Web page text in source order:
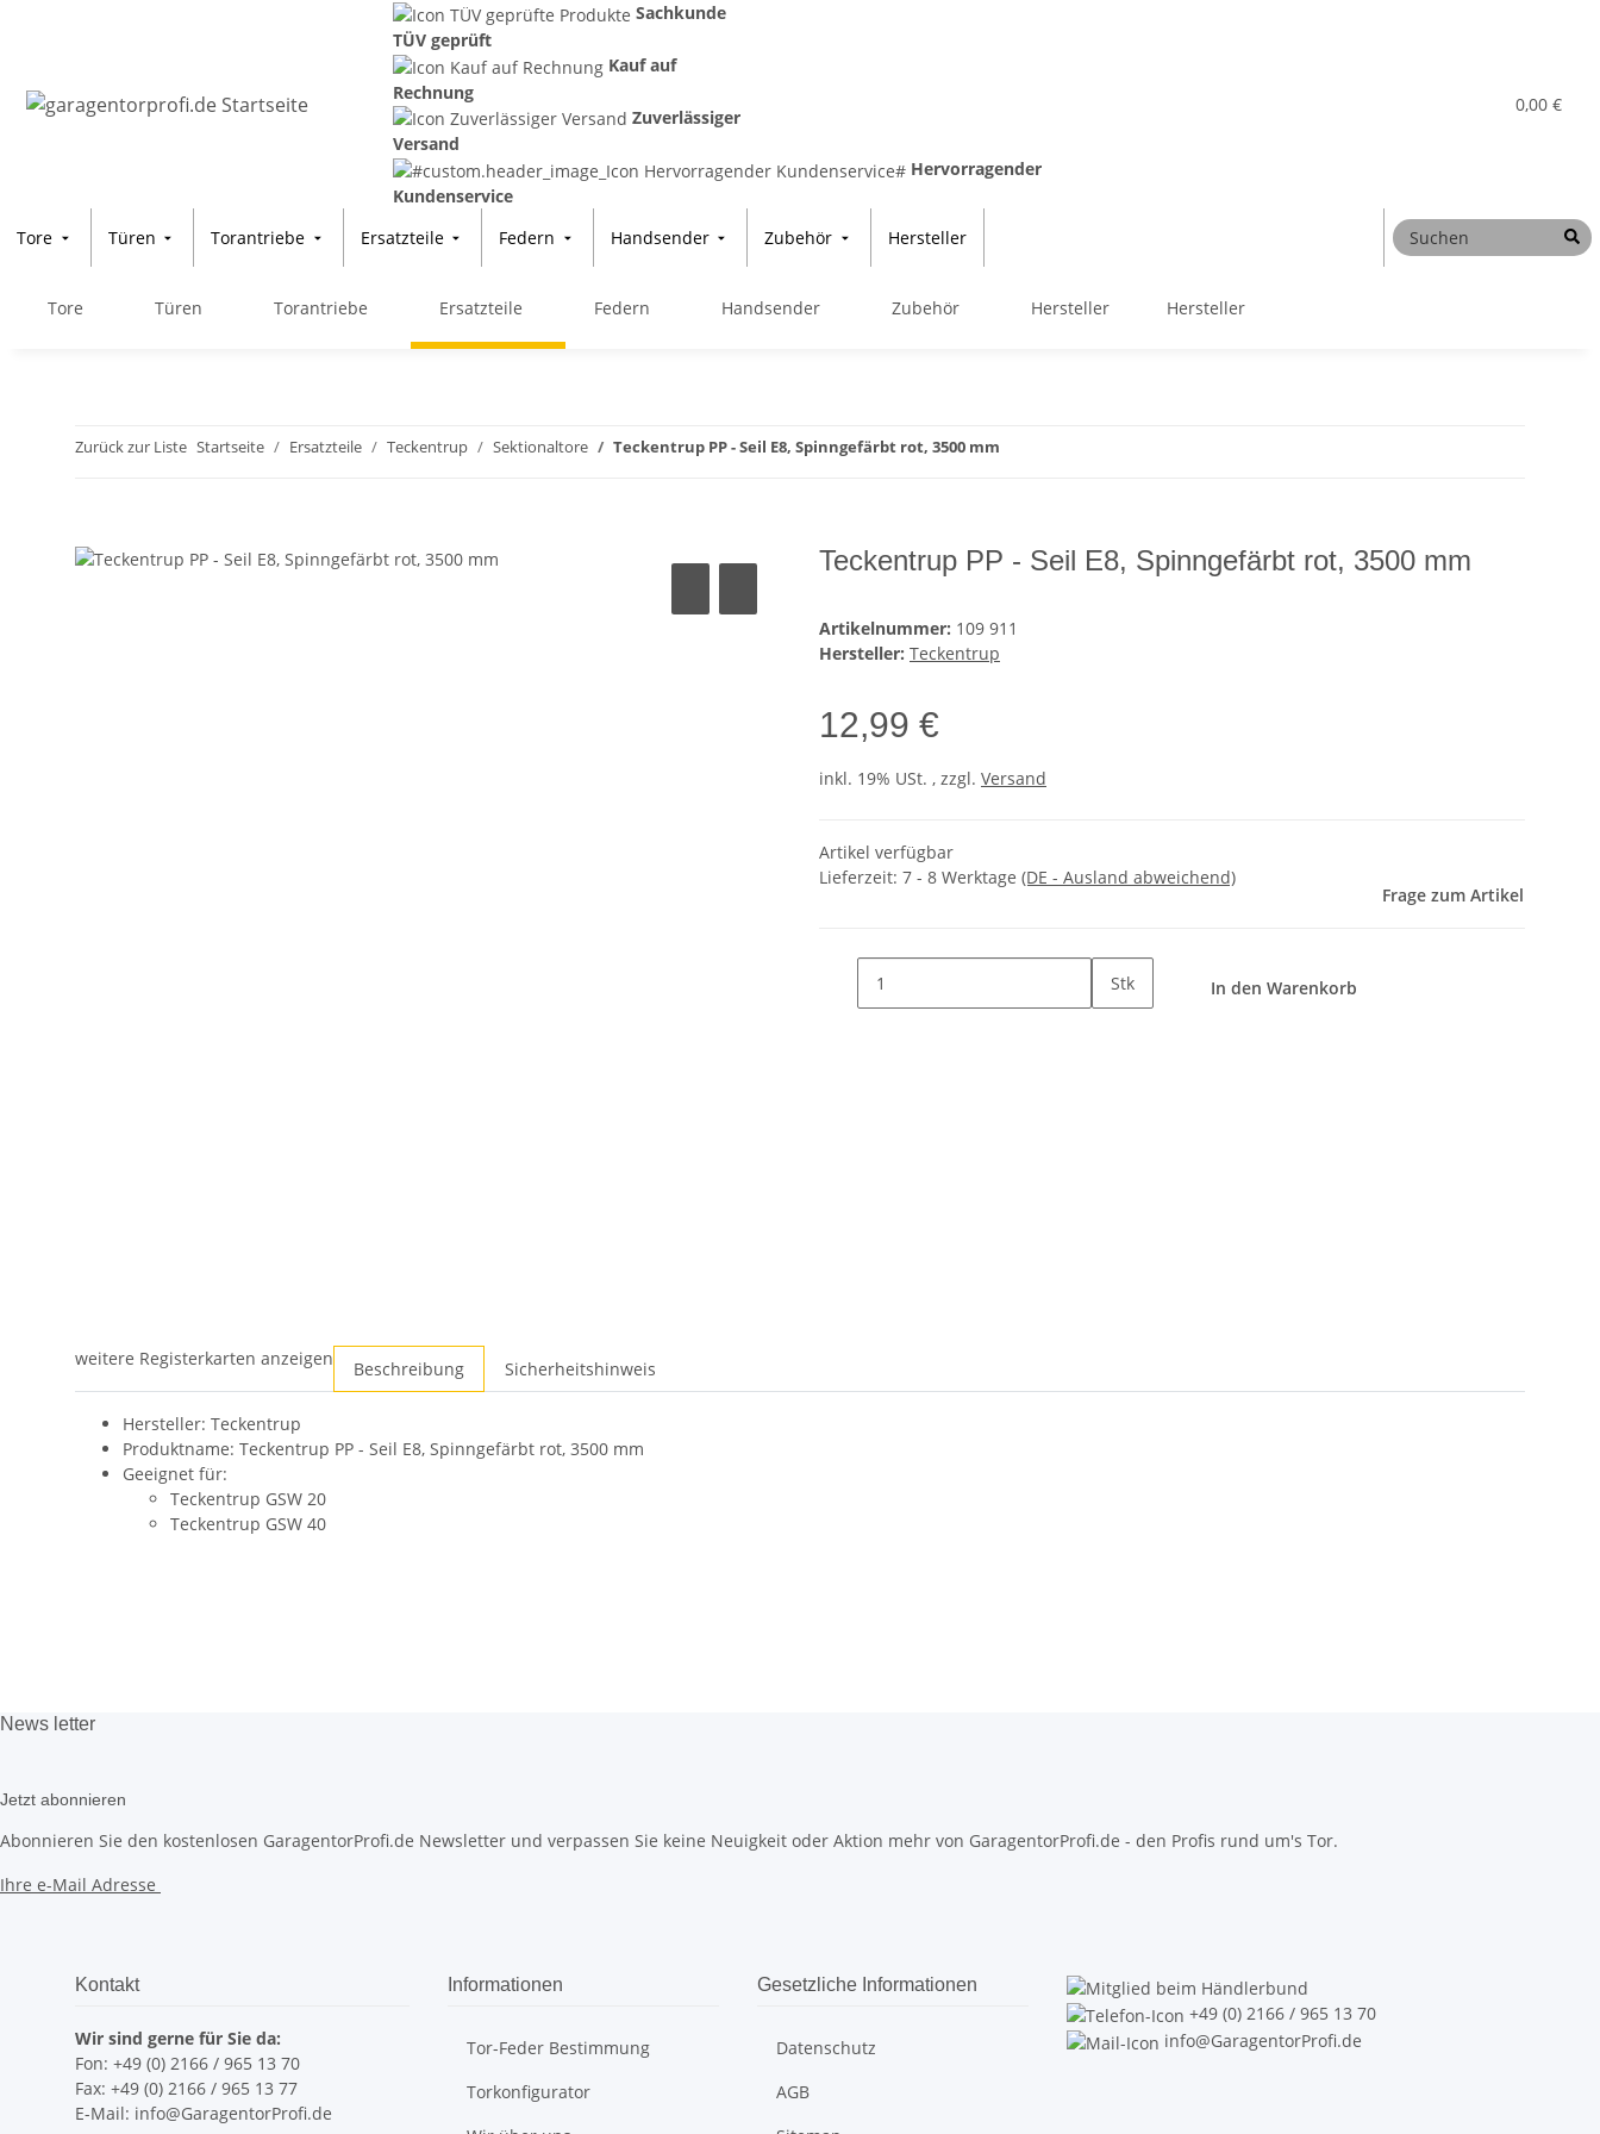
Sachkunde
TÜV geprüft
Kauf auf
Rechnung
Zuverlässiger
Versand
Hervorragender
Kundenservice
0,00 €
Tore Türen Torantriebe Ersatzteile Federn Handsender Zubehör Hersteller
Tore Türen Torantriebe Ersatzteile Federn Handsender Zubehör Hersteller Hersteller
Zurück zur Liste Startseite Ersatzteile Teckentrup Sektionaltore Teckentrup PP - Seil E8, Spinngefärbt rot, 3500 mm
Teckentrup PP - Seil E8, Spinngefärbt rot, 3500 mm
Artikelnummer: 109 911
Hersteller: Teckentrup
12,99 €
inkl. 19% USt. , zzgl. Versand
Artikel verfügbar
Lieferzeit: 7 - 8 Werktage (DE - Ausland abweichend)
Frage zum Artikel
Stk In den Warenkorb
weitere Registerkarten anzeigen Beschreibung Sicherheitshinweis
Hersteller: Teckentrup
Produktname: Teckentrup PP - Seil E8, Spinngefärbt rot, 3500 mm
Geeignet für:
Teckentrup GSW 20
Teckentrup GSW 40
News letter
Jetzt abonnieren
Abonnieren Sie den kostenlosen GaragentorProfi.de Newsletter und verpassen Sie keine Neuigkeit oder Aktion mehr von GaragentorProfi.de - den Profis rund um's Tor.
Ihre e-Mail Adresse
Kontakt
Wir sind gerne für Sie da:
Fon: +49 (0) 2166 / 965 13 70
Fax: +49 (0) 2166 / 965 13 77
E-Mail: info@GaragentorProfi.de
Informationen
Tor-Feder Bestimmung
Torkonfigurator
Gesetzliche Informationen
Datenschutz
AGB
+49 (0) 2166 / 965 13 70
info@GaragentorProfi.de